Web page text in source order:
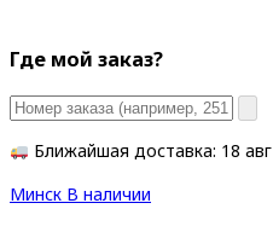
Где мой заказ?
Ближайшая доставка: 18 авг
Минск В наличии